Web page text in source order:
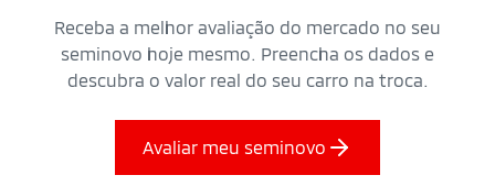
Receba a melhor avaliação do mercado no seu
seminovo hoje mesmo. Preencha os dados e
descubra o valor real do seu carro na troca.
Avaliar meu seminovo